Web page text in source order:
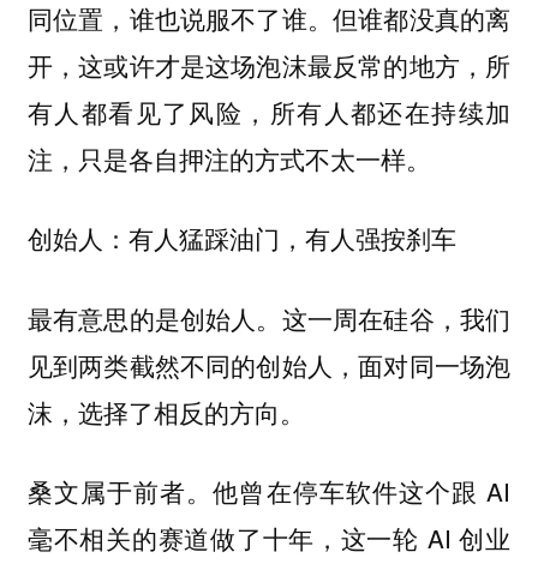
同位置，谁也说服不了谁。但谁都没真的离
开，这或许才是这场泡沫最反常的地方，所
有人都看见了风险，所有人都还在持续加
注，只是各自押注的方式不太一样。
创始人：有人猛踩油门，有人强按刹车
最有意思的是创始人。这一周在硅谷，我们
见到两类截然不同的创始人，面对同一场泡
沫，选择了相反的方向。
桑文属于前者。他曾在停车软件这个跟 AI
毫不相关的赛道做了十年，这一轮 AI 创业